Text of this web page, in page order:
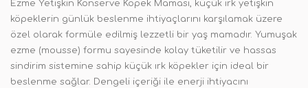
Ezme Yetişkin Konserve Köpek Maması, küçük ırk yetişkin
köpeklerin günlük beslenme ihtiyaçlarını karşılamak üzere
özel olarak formüle edilmiş lezzetli bir yaş mamadır. Yumuşak
ezme (mousse) formu sayesinde kolay tüketilir ve hassas
sindirim sistemine sahip küçük ırk köpekler için ideal bir
beslenme sağlar. Dengeli içeriği ile enerji ihtiyacını